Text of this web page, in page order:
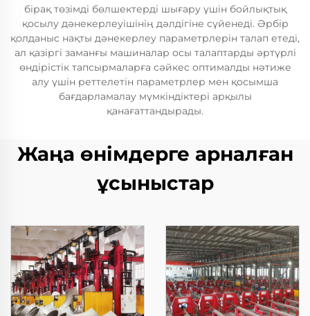
бірақ төзімді бөлшектерді шығару үшін бойлықтық
қосылу дәнекерлеуішінің дәлдігіне сүйенеді. Әрбір
қолданыс нақты дәнекерлеу параметрлерін талап етеді,
ал қазіргі заманғы машиналар осы талаптарды әртүрлі
өндірістік тапсырмаларға сәйкес оптималды нәтиже
алу үшін реттелетін параметрлер мен қосымша
бағдарламалау мүмкіндіктері арқылы
қанағаттандырады.
Жаңа өнімдерге арналған
ұсыныстар